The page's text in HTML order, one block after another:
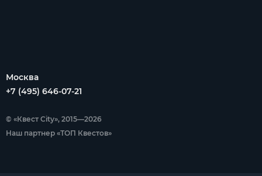
Москва
+7 (495) 646-07-21
© «Квест City», 2015—2026
Наш партнер «ТОП Квестов»